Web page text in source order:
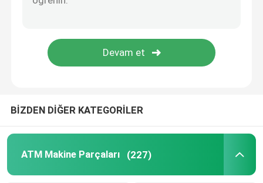
NCR Talladega PC Çekirdeği
BİZDEN DİĞER KATEGORİLER
ATM Makine Parçaları (227)